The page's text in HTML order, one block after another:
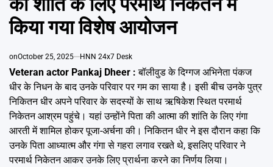
किया गया विशेष आयोजन
onOctober 25, 2025 HNN 24x7 Desk
Veteran actor Pankaj Dheer : बॉलीवुड के दिग्गज अभिनेता पंकज
धीर के निधन के बाद उनके परिवार पर गम का साया है। इसी बीच उनके पुत्र
निकितन धीर अपने परिवार के सदस्यों के साथ ऋषिकेश स्थित परमार्थ
निकेतन आश्रम पहुंचे। यहां उन्होंने पिता की आत्मा की शांति के लिए गंगा
आरती में शामिल होकर पूजा-अर्चना की। निकितन धीर ने इस दौरान कहा कि
उनके पिता आध्यात्म और गंगा से गहरा लगाव रखते थे, इसलिए परिवार ने
परमार्थ निकेतन आकर उनके लिए प्रार्थना करने का निर्णय लिया।